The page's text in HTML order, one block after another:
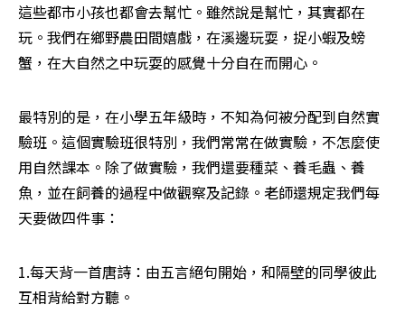
這些都市小孩也都會去幫忙。雖然說是幫忙，其實都在
玩。我們在鄉野農田間嬉戲，在溪邊玩耍，捉小蝦及螃
蟹，在大自然之中玩耍的感覺十分自在而開心。
最特別的是，在小學五年級時，不知為何被分配到自然實
驗班。這個實驗班很特別，我們常常在做實驗，不怎麼使
用自然課本。除了做實驗，我們還要種菜、養毛蟲、養
魚，並在飼養的過程中做觀察及記錄。老師還規定我們每
天要做四件事：
1.每天背一首唐詩：由五言絕句開始，和隔壁的同學彼此
互相背給對方聽。